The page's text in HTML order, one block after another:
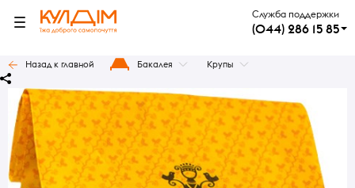
Служба поддержки
(044) 286 15 85
Назад к главной Бакалея Крупы